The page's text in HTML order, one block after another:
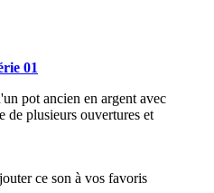
01
pot ancien en argent avec
de plusieurs ouvertures et